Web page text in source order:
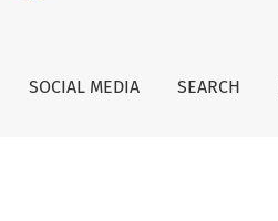
SOCIAL MEDIA SEARCH